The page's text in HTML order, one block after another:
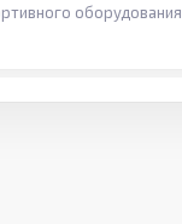
оборудования